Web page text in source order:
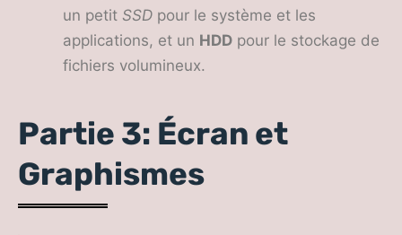
un petit SSD pour le système et les
applications, et un HDD pour le stockage de
fichiers volumineux.
Partie 3: Écran et
Graphismes